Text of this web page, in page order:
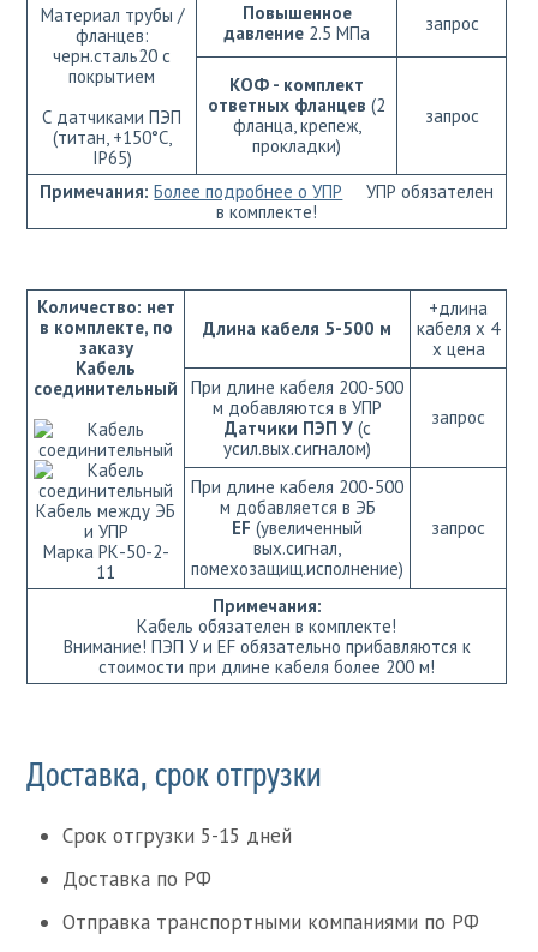
Материал трубы /
фланцев:
черн.сталь20 с
покрытием
С датчиками ПЭП
(титан, +150°С,
IP65)
Повышенное
давление 2.5 МПа запрос
КОФ - комплект
ответных фланцев (2
фланца, крепеж,
прокладки)
запрос
Примечания: Более подробнее о УПР УПР обязателен
в комплекте!
Количество: нет
в комплекте, по
заказу
Кабель
соединительный
Кабель между ЭБ
и УПР
Марка РК-50-2-
11
Длина кабеля 5-500 м
+длина
кабеля х 4
х цена
При длине кабеля 200-500
м добавляются в УПР
Датчики ПЭП У(с
усил.вых.сигналом)
запрос
При длине кабеля 200-500
м добавляется в ЭБ
EF (увеличенный
вых.сигнал,
помехозащищ.исполнение)
запрос
Примечания:
Кабель обязателен в комплекте!
Внимание! ПЭП У и EF обязательно прибавляются к
стоимости при длине кабеля более 200 м!
Доставка, срок отгрузки
Срок отгрузки 5-15 дней
Доставка по РФ
Отправка транспортными компаниями по РФ